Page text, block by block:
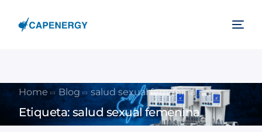
Home Blog salud sexual femenina
Etiqueta:salud sexual femenina